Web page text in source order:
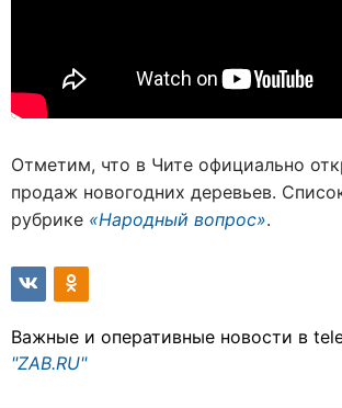
Отметим, что в Чите официально
продаж новогодних деревьев.
рубрике «Народный вопрос».
Важные и оперативные новости в
"ZAB.RU"